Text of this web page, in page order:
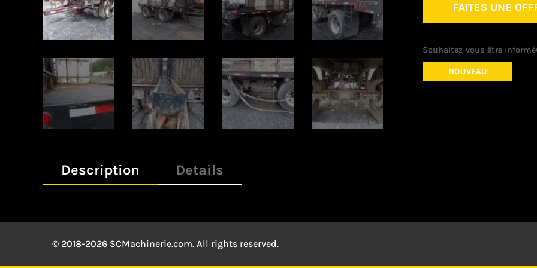
FAITES UNE
Souhaitez-vous être
NOUVEAU
Description Details
© 2018-2026 SCMachinerie.com. All rights reserved.